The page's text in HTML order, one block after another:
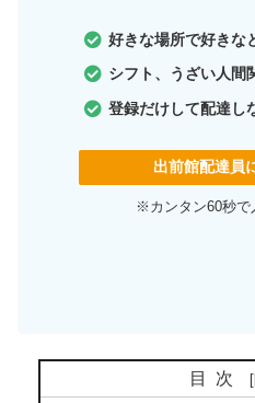
好きな場所で好きな
シフト、うざい人間
登録だけして配達し
出前館配達員
※カンタン60秒で
目次